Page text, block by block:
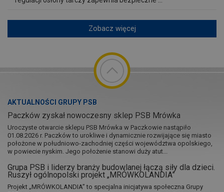
Zobacz więcej
AKTUALNOŚCI GRUPY PSB
Paczków zyskał nowoczesny sklep PSB Mrówka
Uroczyste otwarcie sklepu PSB Mrówka w Paczkowie nastąpiło
01.08.2026 r. Paczków to urokliwe i dynamicznie rozwijające się miasto
położone w południowo-zachodniej części województwa opolskiego,
w powiecie nyskim. Jego położenie stanowi duży atut...
Grupa PSB i liderzy branży budowlanej łączą siły dla dzieci.
Ruszył ogólnopolski projekt „MRÓWKOLANDIA”
Projekt „MRÓWKOLANDIA” to specjalna inicjatywa społeczna Grupy